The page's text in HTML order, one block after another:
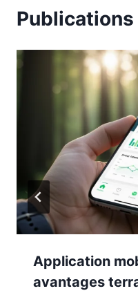
Application
avantages